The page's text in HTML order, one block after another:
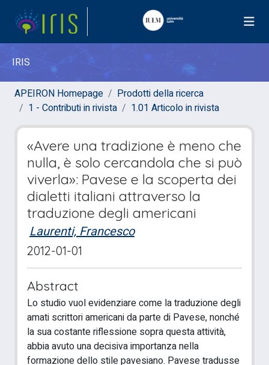
IRIS
APEIRON Homepage
Prodotti della ricerca
1 - Contributi in rivista
1.01 Articolo in rivista
«Avere una tradizione è meno che
nulla, è solo cercandola che si può
viverla»: Pavese e la scoperta dei
dialetti italiani attraverso la
traduzione degli americani
Laurenti, Francesco
2012-01-01
Abstract
Lo studio vuol evidenziare come la traduzione degli
amati scrittori americani da parte di Pavese, nonché
la sua costante riflessione sopra questa attività,
abbia avuto una decisiva importanza nella
formazione dello stile pavesiano. Pavese tradusse